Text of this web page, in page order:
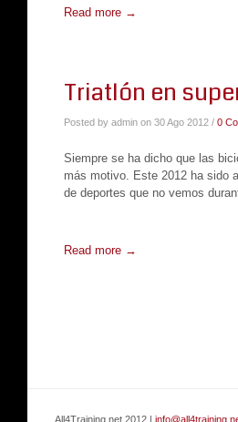
Read more →
Triatlón en
Posted by admin on 30 Ago 2012 / 0
Siempre se ha dicho que las
más motivo. Este 2012 ha sido
de deportes que no vemos
Read more →
All4Training.net 2012 |